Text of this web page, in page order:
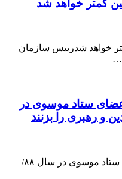
کمتر خواهد شد
خواهد شدرییس سازمان
ستاد موسوی در
روایت علم‌الهدی از مذاکره با اعضای ستاد موسوی در سال ۸۸/